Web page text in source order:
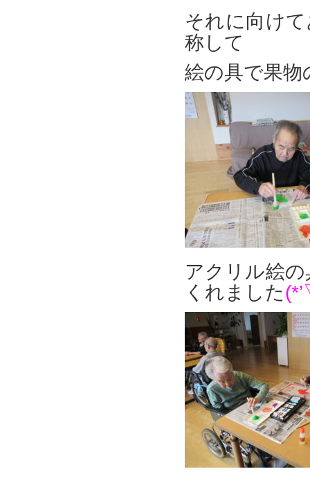
それに向け
称して
絵の具で果物
アクリル絵の
くれました